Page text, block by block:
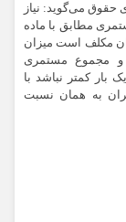
حقوق می‌گوید: نیاز
مطابق با ماده
مکلف است میزان
و مجموع مستمری
بار کمتر نباشد با
به همان نسبت